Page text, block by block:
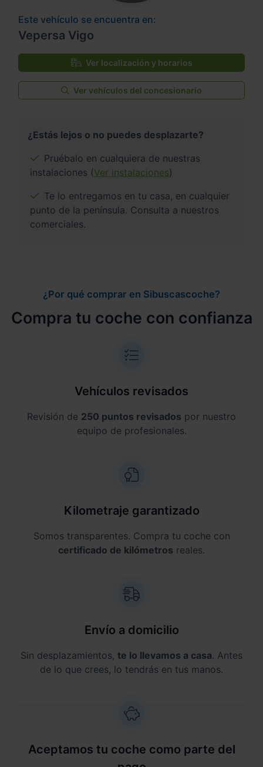
Este vehículo se encuentra en:
Vepersa Vigo
Ver localización y horarios
Ver vehículos del concesionario
¿Estás lejos o no puedes desplazarte?
Pruébalo en cualquiera de nuestras
instalaciones (Ver instalaciones)
Te lo entregamos en tu casa, en cualquier
punto de la península. Consulta a nuestros
comerciales.
¿Por qué comprar en Sibuscascoche?
Compra tu coche con confianza
Vehículos revisados
Revisión de 250 puntos revisados por nuestro
equipo de profesionales.
Kilometraje garantizado
Somos transparentes. Compra tu coche con
certificado de kilómetros reales.
Envío a domicilio
Sin desplazamientos, te lo llevamos a casa. Antes
de lo que crees, lo tendrás en tus manos.
Aceptamos tu coche como parte del